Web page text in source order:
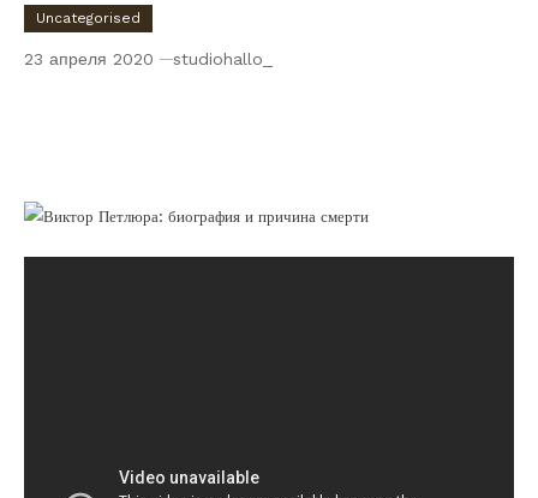
Uncategorised
23 апреля 2020 studiohallo_